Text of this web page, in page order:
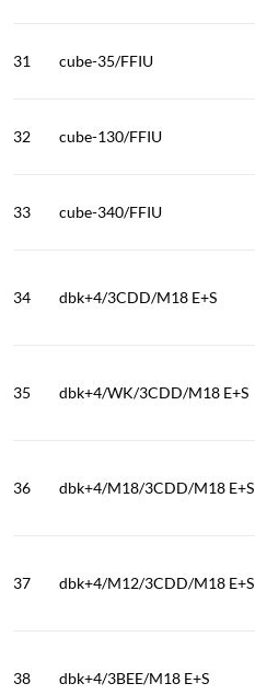
31 cube-35/FFIU
32 cube-130/FFIU
33 cube-340/FFIU
34 dbk+4/3CDD/M18 E+S
35 dbk+4/WK/3CDD/M18 E+S
36 dbk+4/M18/3CDD/M18 E+S
37 dbk+4/M12/3CDD/M18 E+S
38 dbk+4/3BEE/M18 E+S